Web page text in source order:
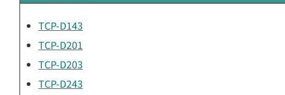
TCP-D143
TCP-D201
TCP-D203
TCP-D243